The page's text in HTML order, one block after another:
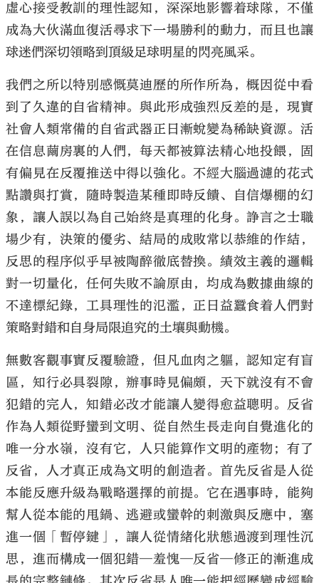
虛心接受教訓的理性認知，深深地影響着球隊，不僅
成為大伙滿血復活尋求下一場勝利的動力，而且也讓
球迷們深切領略到頂級足球明星的閃亮風采。
我們之所以特別感慨莫迪歷的所作所為，概因從中看
到了久違的自省精神。與此形成強烈反差的是，現實
社會人類常備的自省武器正日漸蛻變為稀缺資源。活
在信息繭房裏的人們，每天都被算法精心地投餵，固
有偏見在反覆推送中得以強化。不經大腦過濾的花式
點讚與打賞，隨時製造某種即時反饋、自信爆棚的幻
象，讓人誤以為自己始終是真理的化身。諍言之士職
場少有，決策的優劣、結局的成敗常以恭維的作結，
反思的程序似乎早被陶醉徹底替換。績效主義的邏輯
對一切量化，任何失敗不論原由，均成為數據曲線的
不達標紀錄，工具理性的氾濫，正日益蠶食着人們對
策略對錯和自身局限追究的土壤與動機。
無數客觀事實反覆驗證，但凡血肉之軀，認知定有盲
區，知行必具裂隙，辦事時見偏頗，天下就沒有不會
犯錯的完人，知錯必改才能讓人變得愈益聰明。反省
作為人類從野蠻到文明、從自然生長走向自覺進化的
唯一分水嶺，沒有它，人只能算作文明的產物；有了
反省，人才真正成為文明的創造者。首先反省是人從
本能反應升級為戰略選擇的前提。它在遇事時，能夠
幫人從本能的甩鍋、逃避或蠻幹的刺激與反應中，塞
進一個「暫停鍵」，讓人從情緒化狀態過渡到理性沉
思，進而構成一個犯錯─羞愧─反省─修正的漸進成